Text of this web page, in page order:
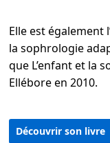
Elle est également
la sophrologie
que L’enfant et la
Ellébore en 2010.
Découvrir son livre